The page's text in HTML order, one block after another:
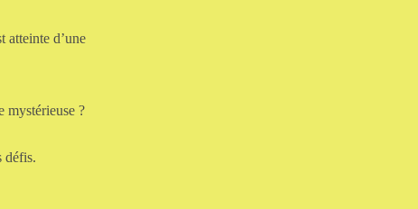
atteinte d’une
mystérieuse ?
défis.